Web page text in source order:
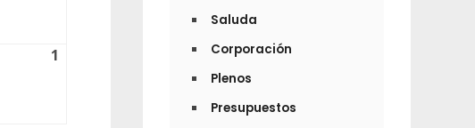
1
Saluda
Corporación
Plenos
Presupuestos